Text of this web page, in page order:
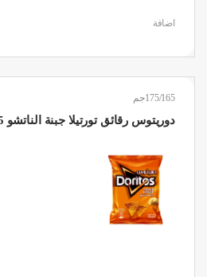
اضافة
175/165جم
دوريتوس رقائق تورتيلا جبنة الناتشو 175/165جم